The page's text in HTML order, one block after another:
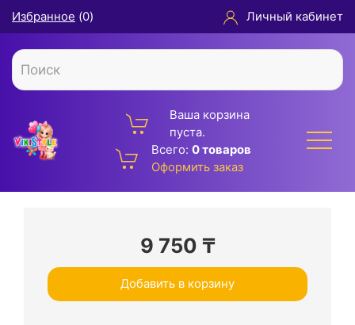
Избранное (0) Личный кабинет
Ваша корзина
пуста.
Всего: 0 товаров
Оформить заказ
9 750 ₸
Добавить в корзину